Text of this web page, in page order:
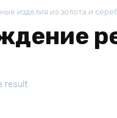
изделия из золота и
result